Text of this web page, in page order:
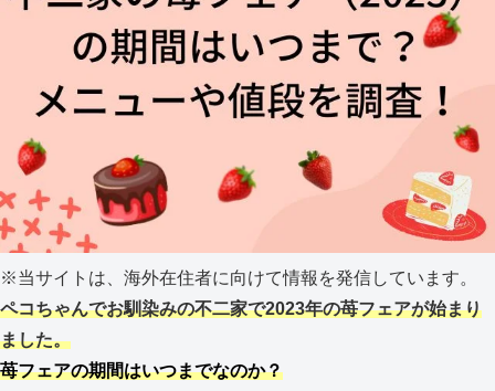
※当サイトは、海外在住者に向けて情報を発信しています。
ペコちゃんでお馴染みの不二家で2023年の苺フェアが始まり
ました。
苺フェアの期間はいつまでなのか？